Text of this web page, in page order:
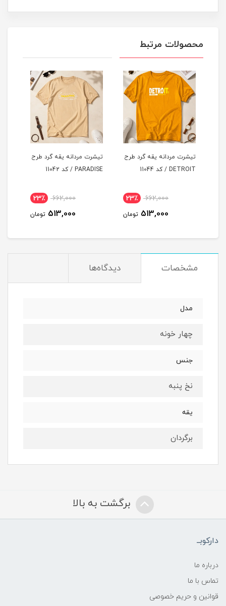
محصولات مرتبط
گرد طرح
تیشرت مردانه یقه گرد طرح
PARADISE / کد 11042
662,000
513,000
تیشرت مردانه یقه گرد طرح
PARADISE / کد 11041
662,000
513,000
مشخصات دیدگاه‌ها
مدل
چهار خونه
جنس
نخ پنبه
یقه
برگردان
برگشت به بالا
دارکوبــ
درباره ما
تماس با ما
قوانین و حریم خصوصی